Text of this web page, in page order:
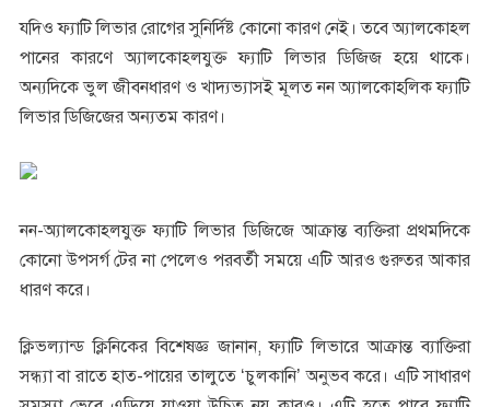
যদিও ফ্যাটি লিভার রোগের সুনির্দিষ্ট কোনো কারণ নেই। তবে অ্যালকোহল
পানের কারণে অ্যালকোহলযুক্ত ফ্যাটি লিভার ডিজিজ হয়ে থাকে।
অন্যদিকে ভুল জীবনধারণ ও খাদ্যভ্যাসই মূলত নন অ্যালকোহলিক ফ্যাটি
লিভার ডিজিজের অন্যতম কারণ।
নন-অ্যালকোহলযুক্ত ফ্যাটি লিভার ডিজিজে আক্রান্ত ব্যক্তিরা প্রথমদিকে
কোনো উপসর্গ টের না পেলেও পরবর্তী সময়ে এটি আরও গুরুতর আকার
ধারণ করে।
ক্লিভল্যান্ড ক্লিনিকের বিশেষজ্ঞ জানান, ফ্যাটি লিভারে আক্রান্ত ব্যাক্তিরা
সন্ধ্যা বা রাতে হাত-পায়ের তালুতে ‘চুলকানি’ অনুভব করে। এটি সাধারণ